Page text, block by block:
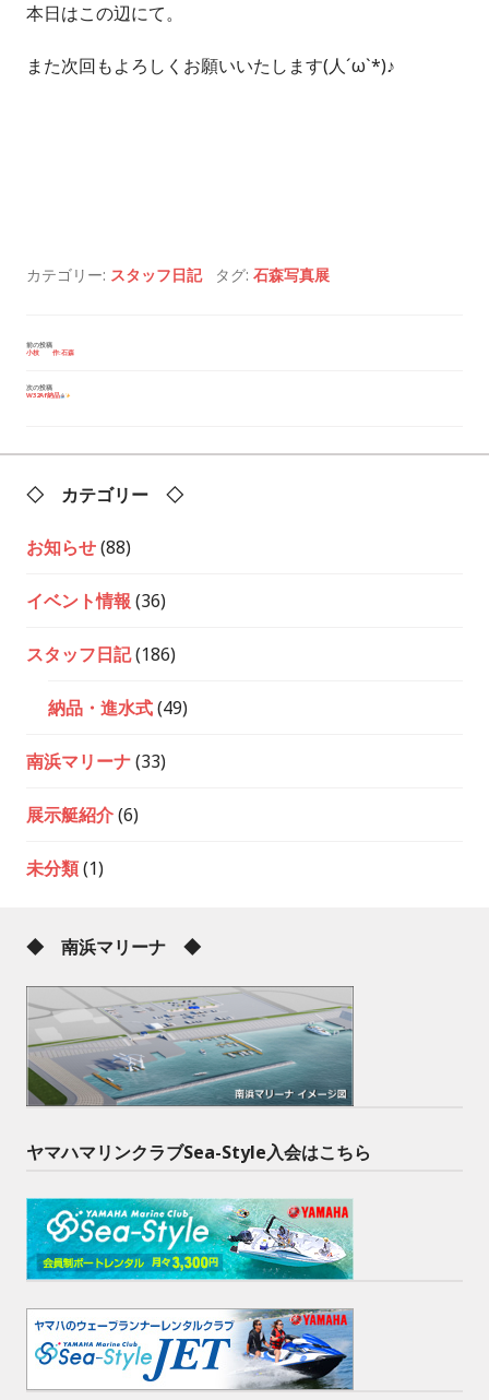
本日はこの辺にて。
また次回もよろしくお願いいたします(人´ω`*)♪
カテゴリー: スタッフ日記 タグ: 石森写真展
投
ビ
前の投稿
小枝 作:石森
次の投稿
W32Af納品
◇ カテゴリー ◇
お知らせ(88)
イベント情報 (36)
スタッフ日記(186)
納品・進水式(49)
南浜マリーナ(33)
展示艇紹介(6)
未分類(1)
◆ 南浜マリーナ ◆
ヤマハマリンクラブSea-Style入会はこちら